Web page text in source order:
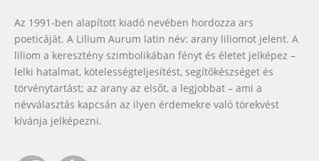
Az 1991-ben alapított kiadó nevében hordozza ars
poeticáját. A Lilium Aurum latin név: arany liliomot jelent. A
liliom a keresztény szimbolikában fényt és életet jelképez –
lelki hatalmat, kötelességteljesítést, segítőkészséget és
törvénytartást; az arany az elsőt, a legjobbat – ami a
névválasztás kapcsán az ilyen érdemekre való törekvést
kívánja jelképezni.